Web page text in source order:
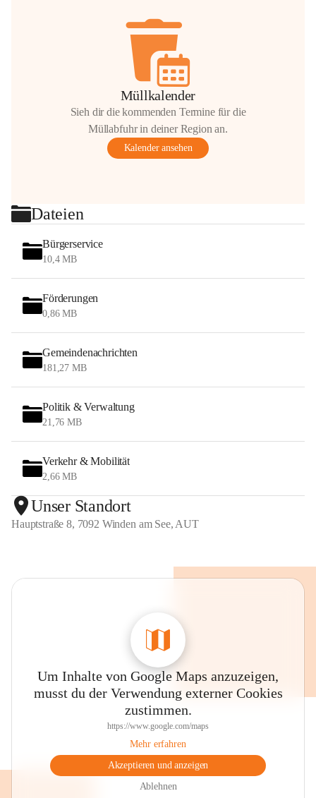
Müllkalender
Sieh dir die kommenden Termine für die
Müllabfuhr in deiner Region an.
Kalender ansehen
Dateien
Bürgerservice
10,4 MB
Förderungen
0,86 MB
Gemeindenachrichten
181,27 MB
Politik & Verwaltung
21,76 MB
Verkehr & Mobilität
2,66 MB
Unser Standort
Hauptstraße 8, 7092 Winden am See, AUT
Um Inhalte von Google Maps anzuzeigen,
musst du der Verwendung externer Cookies
zustimmen.
https://www.google.com/maps
Mehr erfahren
Akzeptieren und anzeigen
Ablehnen